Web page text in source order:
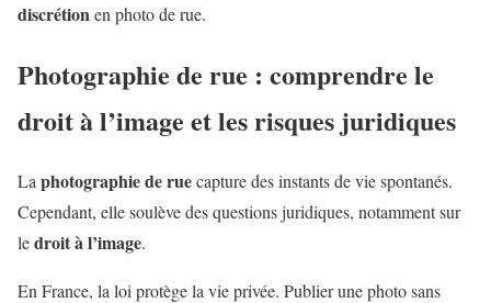
discrétionen photo de rue.
Photographie de rue : comprendre le
droit à l’image et les risques juridiques
La photographie de ruecapture des instants de vie spontanés.
Cependant, elle soulève des questions juridiques, notamment sur
ledroit à l’image.
En France, la loi protège la vie privée. Publier une photo sans